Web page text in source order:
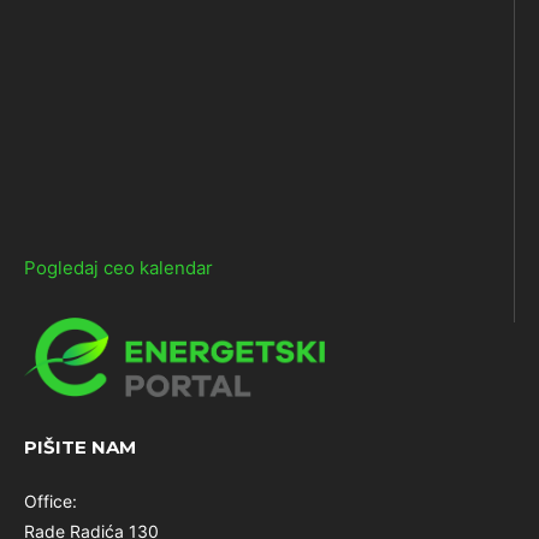
Pogledaj ceo kalendar
PIŠITE NAM
Office:
Rade Radića 130